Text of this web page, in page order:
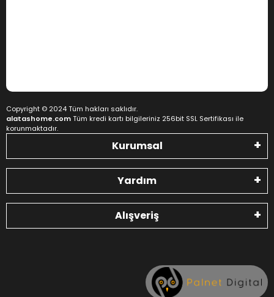
Copyright © 2024 Tüm hakları saklıdır.
alatashome.comTüm kredi kartı bilgileriniz 256bit SSL Sertifikası ile
korunmaktadır.
Kurumsal
Yardım
Alışveriş